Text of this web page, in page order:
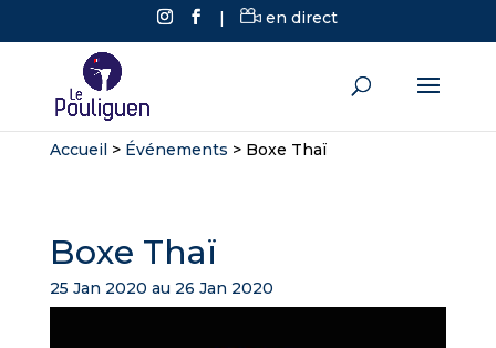
| en direct
Accueil> Événements > Boxe Thaï
Boxe Thaï
25 Jan 2020 au 26 Jan 2020